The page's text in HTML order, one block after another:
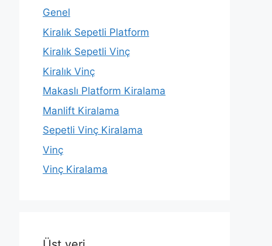
Genel
Kiralık Sepetli Platform
Kiralık Sepetli Vinç
Kiralık Vinç
Makaslı Platform Kiralama
Manlift Kiralama
Sepetli Vinç Kiralama
Vinç
Vinç Kiralama